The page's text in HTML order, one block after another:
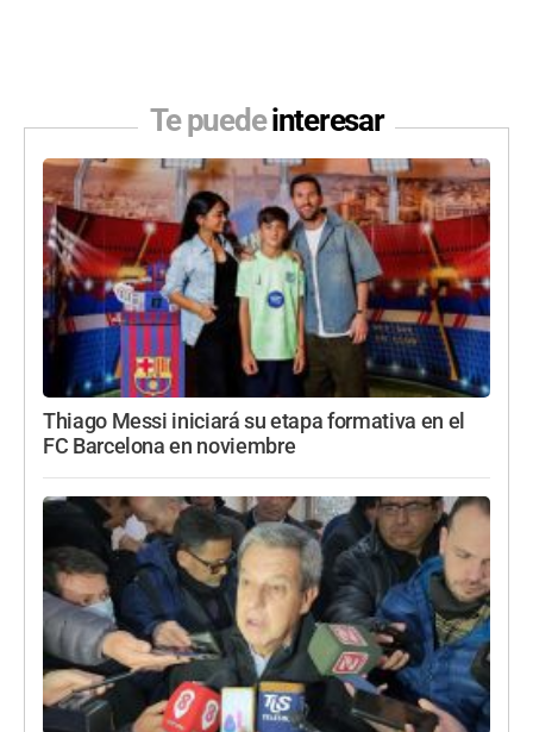
Te puedeinteresar
Thiago Messi iniciará su etapa formativa en el
FC Barcelona en noviembre